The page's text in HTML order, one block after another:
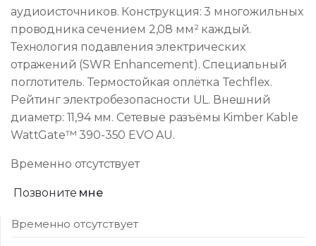
аудиоисточников. Конструкция: 3 многожильных
проводника сечением 2,08 мм² каждый.
Технология подавления электрических
отражений (SWR Enhancement). Специальный
поглотитель. Термостойкая оплётка Techflex.
Рейтинг электробезопасности UL. Внешний
диаметр: 11,94 мм. Сетевые разъёмы Kimber Kable
WattGate™ 390-350 EVO AU.
Временно отсутствует
Позвоните мне
Временно отсутствует